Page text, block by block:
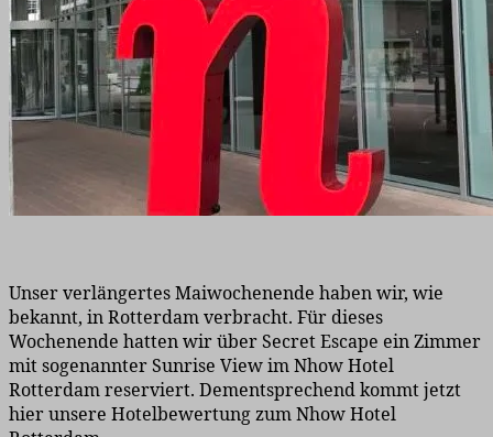
Unser verlängertes Maiwochenende haben wir, wie
bekannt, in Rotterdam verbracht. Für dieses
Wochenende hatten wir über Secret Escape ein Zimmer
mit sogenannter Sunrise View im Nhow Hotel
Rotterdam reserviert. Dementsprechend kommt jetzt
hier unsere Hotelbewertung zum Nhow Hotel